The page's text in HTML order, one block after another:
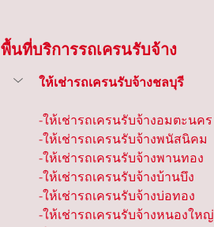
พื้นที่บริการรถเครนรับจ้าง
ให้เช่ารถเครนรับจ้างชลบุรี
-ให้เช่ารถเครนรับจ้างอมตะนคร
-ให้เช่ารถเครนรับจ้างพนัสนิคม
-ให้เช่ารถเครนรับจ้างพานทอง
-ให้เช่ารถเครนรับจ้างบ้านบึง
-ให้เช่ารถเครนรับจ้างบ่อทอง
-ให้เช่ารถเครนรับจ้างหนองใหญ่